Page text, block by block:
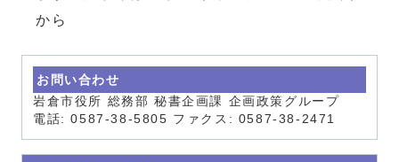
から
お問い合わせ
岩倉市役所 総務部 秘書企画課 企画政策グループ
電話: 0587-38-5805 ファクス: 0587-38-2471